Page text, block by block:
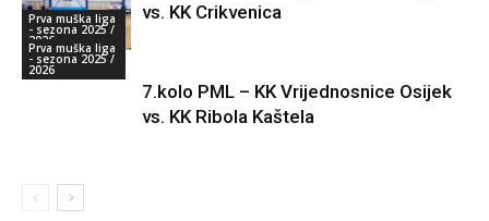
Prva muška liga
- sezona 2025 /
2026
vs. KK Crikvenica
Prva muška liga
- sezona 2025 /
2026
7.kolo PML – KK Vrijednosnice Osijek
vs. KK Ribola Kaštela